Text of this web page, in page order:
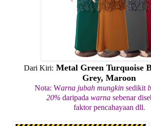
Dari Kiri: Metal Green Turquoise
Grey, Maroon
Nota: Warna jubah mungkinsedikit
20%daripada warnasebenar
faktor pencahayaan dll.